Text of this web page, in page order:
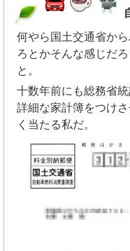
何やら国土交通省か
ろとかそんな感じだ
と。
十数年前にも総務省
詳細な家計簿をつけ
く当たる私だ。